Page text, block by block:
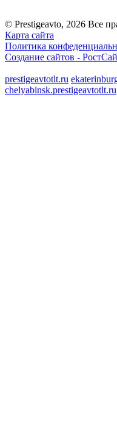
© Prestigeavto, 2026 Все
Карта сайта
Политика
Создание сайтов -
prestigeavtotlt.ru
chelyabinsk.prestigeavtotlt.ru